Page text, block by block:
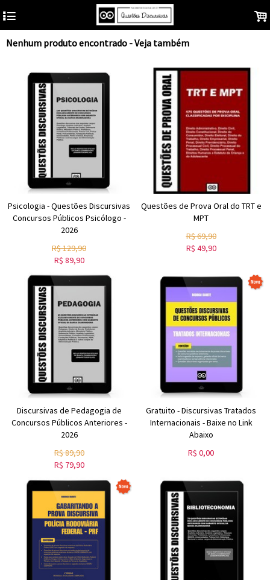
4 .
Nenhum produto encontrado - Veja também
Psicologia - Questões Discursivas
Concursos Públicos Psicólogo -
2026
R$129,90
R$ 89,90
Questões de Prova Oral do TRT e
MPT
R$69,90
R$ 49,90
Discursivas de Pedagogia de
Concursos Públicos Anteriores -
2026
R$89,90
R$ 79,90
Gratuito - Discursivas Tratados
Internacionais - Baixe no Link
Abaixo
R$ 0,00